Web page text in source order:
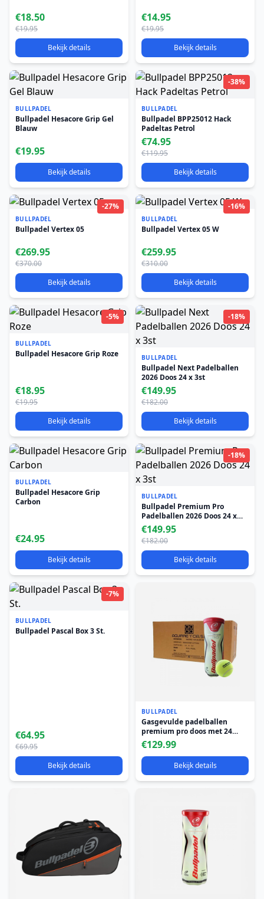
€18.50
€19.95
Bekijk details
€14.95
€19.95
Bekijk details
BULLPADEL
Bullpadel Hesacore Grip Gel
Blauw
€19.95
Bekijk details
-38%
BULLPADEL
Bullpadel BPP25012 Hack
Padeltas Petrol
€74.95
€119.95
Bekijk details
-27%
BULLPADEL
Bullpadel Vertex 05
€269.95
€370.00
Bekijk details
-16%
BULLPADEL
Bullpadel Vertex 05 W
€259.95
€310.00
Bekijk details
-5%
BULLPADEL
Bullpadel Hesacore Grip Roze
€18.95
€19.95
Bekijk details
-18%
BULLPADEL
Bullpadel Next Padelballen
2026 Doos 24 x 3st
€149.95
€182.00
Bekijk details
BULLPADEL
Bullpadel Hesacore Grip
Carbon
€24.95
Bekijk details
-18%
BULLPADEL
Bullpadel Premium Pro
Padelballen 2026 Doos 24 x
3st
€149.95
€182.00
Bekijk details
-7%
BULLPADEL
Bullpadel Pascal Box 3 St.
€64.95
€69.95
Bekijk details
BULLPADEL
Gasgevulde padelballen
premium pro doos met 24
kokers met elk 3 ballen
€129.99
Bekijk details